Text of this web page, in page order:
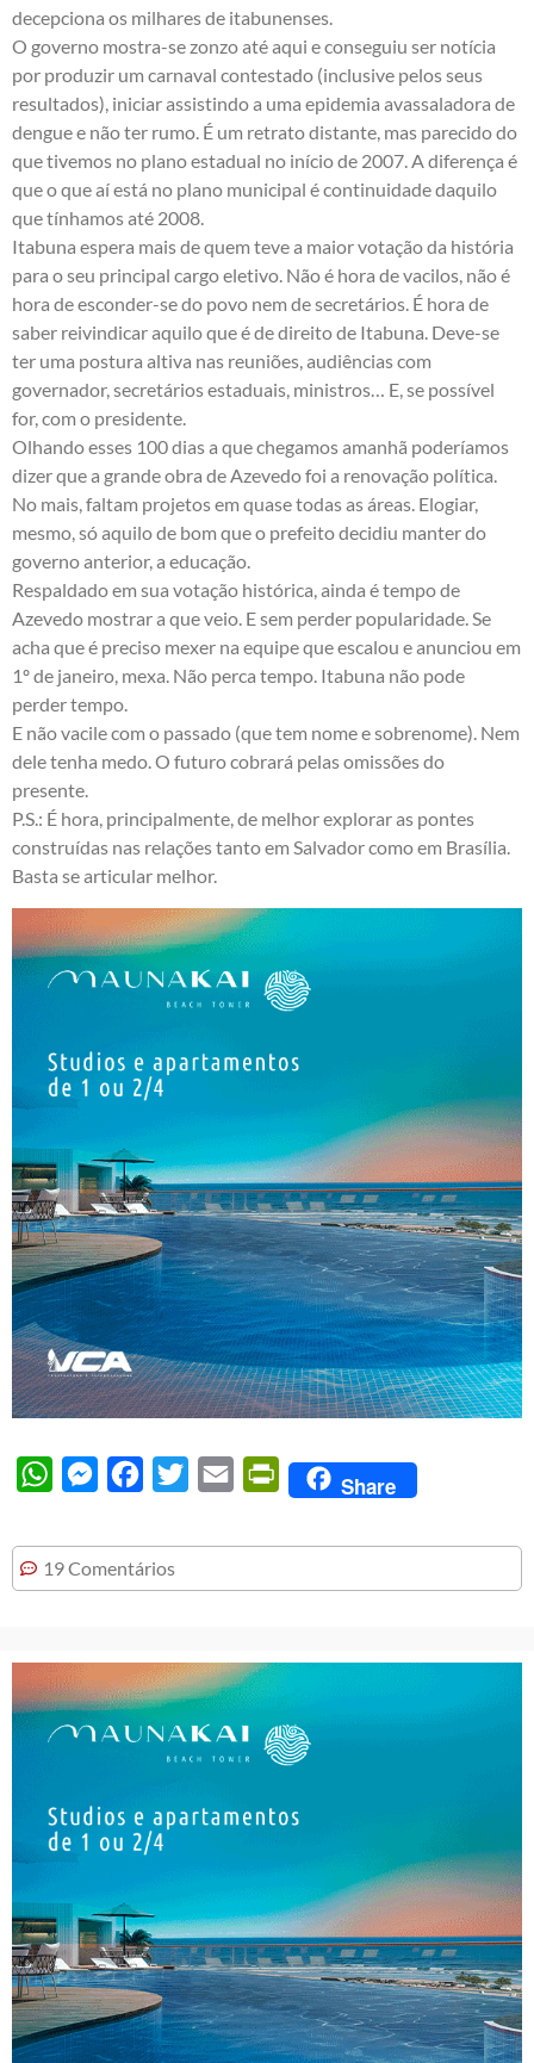
decepciona os milhares de itabunenses.
O governo mostra-se zonzo até aqui e conseguiu ser notícia
por produzir um carnaval contestado (inclusive pelos seus
resultados), iniciar assistindo a uma epidemia avassaladora de
dengue e não ter rumo. É um retrato distante, mas parecido do
que tivemos no plano estadual no início de 2007. A diferença é
que o que aí está no plano municipal é continuidade daquilo
que tínhamos até 2008.
Itabuna espera mais de quem teve a maior votação da história
para o seu principal cargo eletivo. Não é hora de vacilos, não é
hora de esconder-se do povo nem de secretários. É hora de
saber reivindicar aquilo que é de direito de Itabuna. Deve-se
ter uma postura altiva nas reuniões, audiências com
governador, secretários estaduais, ministros… E, se possível
for, com o presidente.
Olhando esses 100 dias a que chegamos amanhã poderíamos
dizer que a grande obra de Azevedo foi a renovação política.
No mais, faltam projetos em quase todas as áreas. Elogiar,
mesmo, só aquilo de bom que o prefeito decidiu manter do
governo anterior, a educação.
Respaldado em sua votação histórica, ainda é tempo de
Azevedo mostrar a que veio. E sem perder popularidade. Se
acha que é preciso mexer na equipe que escalou e anunciou em
1º de janeiro, mexa. Não perca tempo. Itabuna não pode
perder tempo.
E não vacile com o passado (que tem nome e sobrenome). Nem
dele tenha medo. O futuro cobrará pelas omissões do
presente.
P.S.: É hora, principalmente, de melhor explorar as pontes
construídas nas relações tanto em Salvador como em Brasília.
Basta se articular melhor.
WhatsAppMessengerFacebook
Twitter Email PrintFriendly
Share
19 Comentários